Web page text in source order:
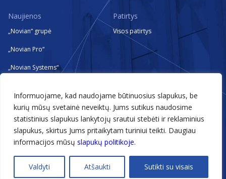
Informuojame, kad naudojame būtinuosius slapukus, be
kurių mūsų svetainė neveiktų. Jums sutikus naudosime
statistinius slapukus lankytojų srautui stebėti ir reklaminius
slapukus, skirtus Jums pritaikytam turiniui teikti. Daugiau
informacijos mūsų slapukų politikoje.
Valdyti Atšaukti Sutikti su visais
Naujienos
„Novian“ grupė
„Novian Pro“
„Novian Systems“
„Zissor“
Renginiai
Patirtys
Visos patirtys
Technologijos, kurios įgalina